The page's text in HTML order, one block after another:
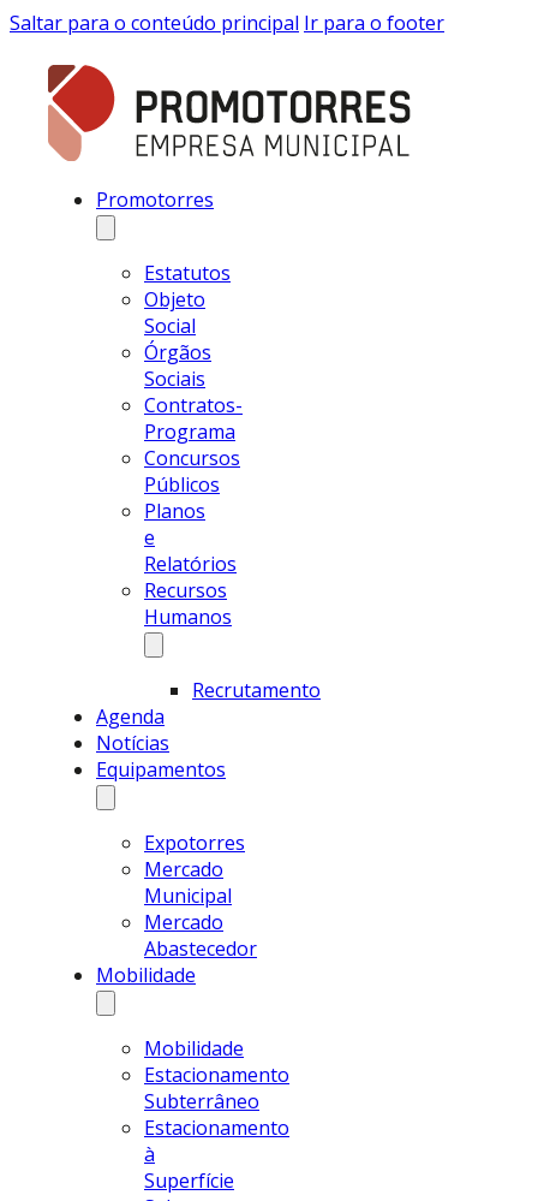
Saltar para o conteúdo principal Ir para o footer
Promotorres
Estatutos
Objeto
Social
Órgãos
Sociais
Contratos-
Programa
Concursos
Públicos
Planos
e
Relatórios
Recursos
Humanos
Recrutamento
Agenda
Notícias
Equipamentos
Expotorres
Mercado
Municipal
Mercado
Abastecedor
Mobilidade
Mobilidade
Estacionamento
Subterrâneo
Estacionamento
à
Superfície